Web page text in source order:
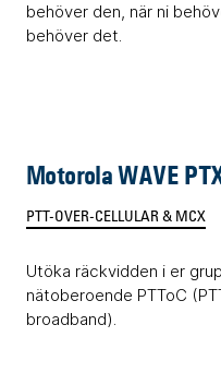
behöver den, när ni
behöver det.
Motorola WAVE
PTT-OVER-CELLULAR & MCX
Utöka räckvidden i er
nätoberoende PTToC
broadband).